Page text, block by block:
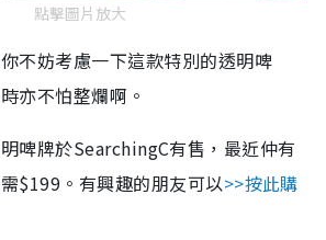
點擊圖片放大
不妨考慮一下這款特別的透明啤
亦不怕整爛啊。
啤牌於SearchingC有售，最近仲有
$199。有興趣的朋友可以>>按此購